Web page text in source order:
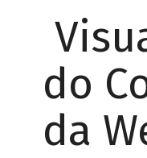
do
da